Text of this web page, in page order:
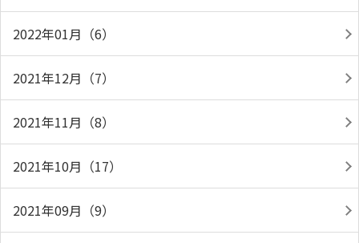
2022年01月（6）
2021年12月（7）
2021年11月（8）
2021年10月（17）
2021年09月（9）